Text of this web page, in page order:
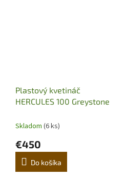
Plastový kvetináč
HERCULES 100 Greystone
Skladom (6 ks)
€450
Do košíka